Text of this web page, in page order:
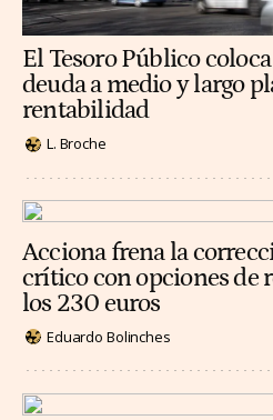
El Tesoro Público
deuda a medio y largo
rentabilidad
L. Broche
Acciona frena la
crítico con opciones de
los 230 euros
Eduardo Bolinches